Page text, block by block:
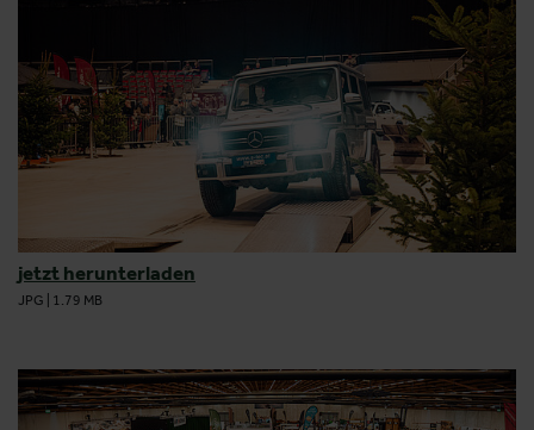
jetzt herunterladen
JPG 1.79 MB